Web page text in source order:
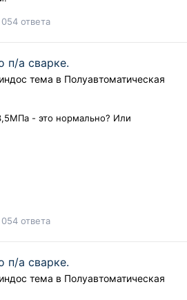
054 ответа
п/а сварке.
тема в Полуавтоматическая
- это нормально? Или
054 ответа
п/а сварке.
тема в Полуавтоматическая